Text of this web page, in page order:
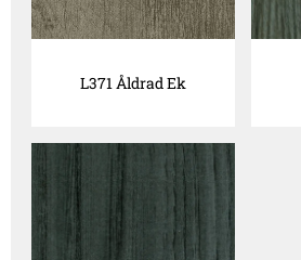
L371 Åldrad Ek